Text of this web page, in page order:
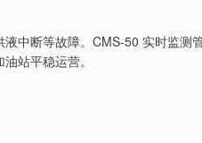
中断等故障。CMS-50 实时监测
站平稳运营。